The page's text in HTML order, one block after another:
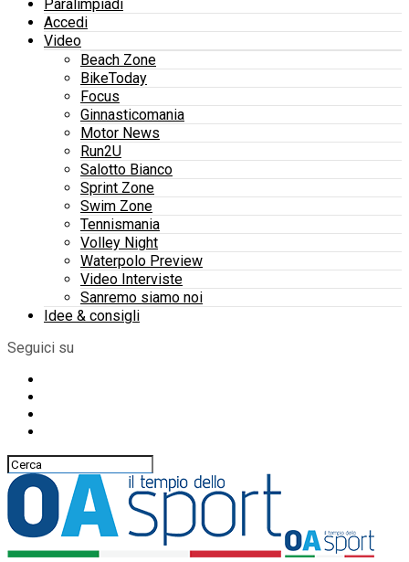
Paralimpiadi
Accedi
Video
Beach Zone
BikeToday
Focus
Ginnasticomania
Motor News
Run2U
Salotto Bianco
Sprint Zone
Swim Zone
Tennismania
Volley Night
Waterpolo Preview
Video Interviste
Sanremo siamo noi
Idee & consigli
Seguici su